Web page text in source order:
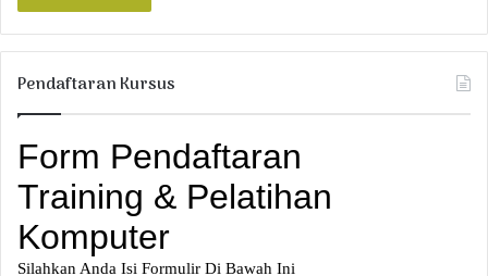
Pendaftaran Kursus